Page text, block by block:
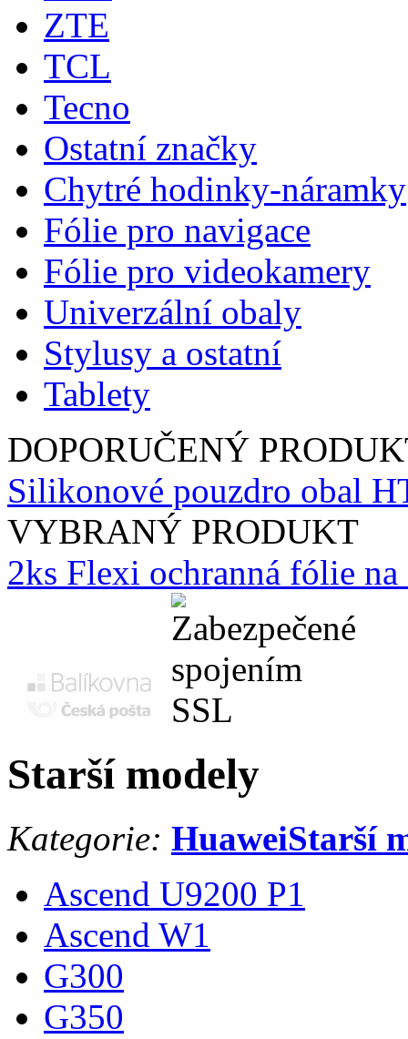
ZTE
TCL
Tecno
Ostatní značky
Chytré hodinky-náramky
Fólie pro navigace
Fólie pro videokamery
Univerzální obaly
Stylusy a ostatní
Tablety
DOPORUČENÝ
Silikonové pouzdro obal
VYBRANÝ PRODUKT
2ks Flexi ochranná fólie
Starší modely
Kategorie: HuaweiStarší
Ascend U9200 P1
Ascend W1
G300
G350